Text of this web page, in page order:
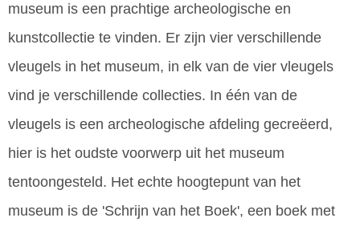
museum is een prachtige archeologische en
kunstcollectie te vinden. Er zijn vier verschillende
vleugels in het museum, in elk van de vier vleugels
vind je verschillende collecties. In één van de
vleugels is een archeologische afdeling gecreëerd,
hier is het oudste voorwerp uit het museum
tentoongesteld. Het echte hoogtepunt van het
museum is de 'Schrijn van het Boek', een boek met